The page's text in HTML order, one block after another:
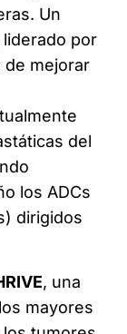
Un
liderado por
de mejorar
del
los ADCs
dirigidos
, una
mayores